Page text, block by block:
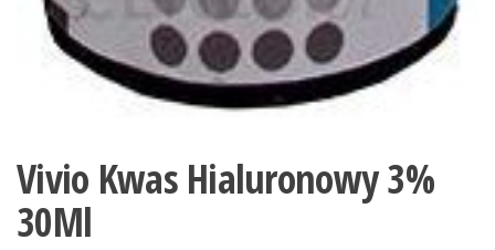
Vivio Kwas Hialuronowy 3%
30Ml